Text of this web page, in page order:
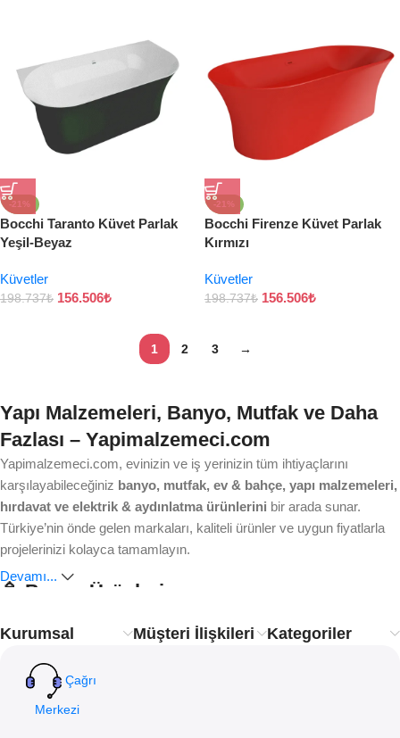
-21%
Bocchi Taranto Küvet Parlak
Yeşil-Beyaz
Küvetler
198.737₺ 156.506₺
-21%
Bocchi Firenze Küvet Parlak
Kırmızı
Küvetler
198.737₺ 156.506₺
1 2 3 →
Yapı Malzemeleri, Banyo, Mutfak ve Daha
Fazlası – Yapimalzemeci.com
Yapimalzemeci.com, evinizin ve iş yerinizin tüm ihtiyaçlarını
karşılayabileceğiniz banyo, mutfak, ev & bahçe, yapı malzemeleri,
hırdavat ve elektrik & aydınlatma ürünlerini bir arada sunar.
Türkiye’nin önde gelen markaları, kaliteli ürünler ve uygun fiyatlarla
projelerinizi kolayca tamamlayın.
🚿 Banyo Ürünleri
Ankastre bataryalardan modern duş sistemlerine, lavabo ve
Estetik, dayanıklılık ve işlevsellik
🍴 Mutfak Ürünleri
Devamı...
Kurumsal Müşteri İlişkileri Kategoriler
Çağrı
Merkezi